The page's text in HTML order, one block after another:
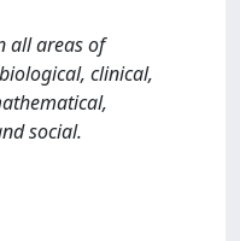
all areas of
clinical,
social.